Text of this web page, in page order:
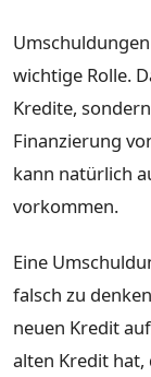
wichtige Rolle.
Kredite,
Finanzierung
kann natürlich
vorkommen.
Eine
falsch zu
neuen Kredit
alten Kredit hat,